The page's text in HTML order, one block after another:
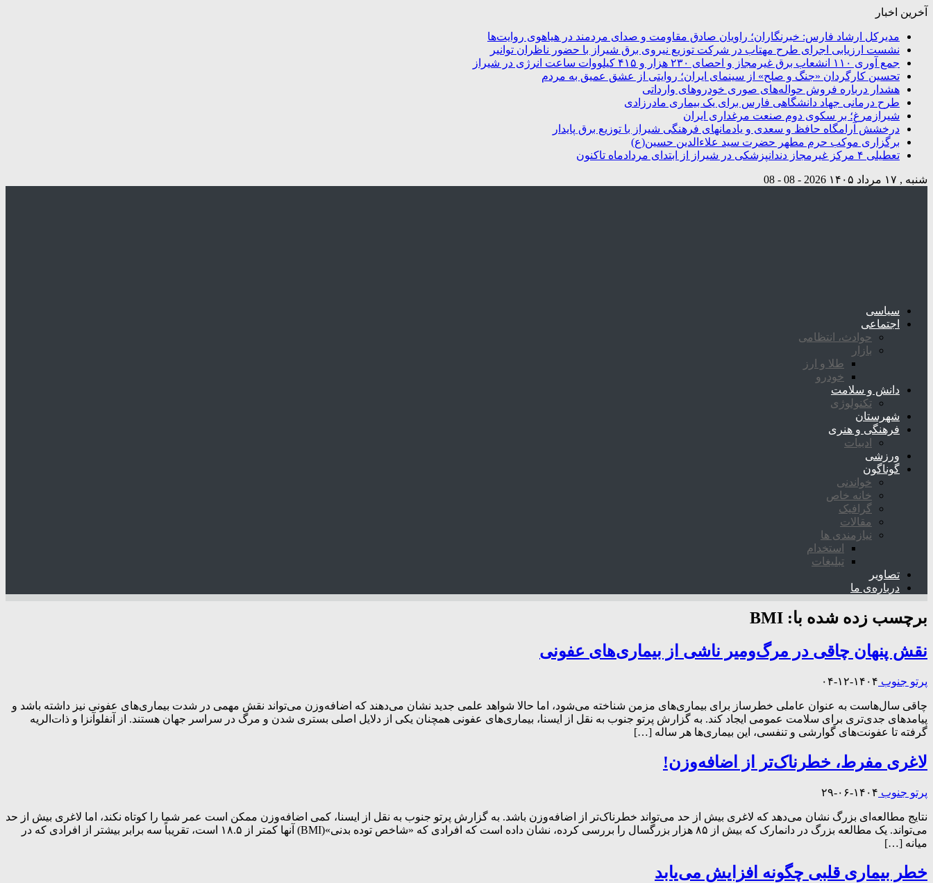
آخرین اخبار
مدیرکل ارشاد فارس: خبرنگاران؛ راویان صادق مقاومت و صدای مردمند در هیاهوی روایت‌ها
نشست ارزیابی اجرای طرح مهتاب در شرکت توزیع نیروی برق شیراز با حضور ناظران توانیر
جمع آوری ۱۱۰ انشعاب برق غیرمجاز و احصای ۲۳۰ هزار و ۴۱۵ کیلووات ساعت انرژی در شیراز
تحسین کارگردان «جنگ و صلح» از سینمای ایران؛ روایتی از عشق عمیق به مردم
هشدار درباره فروش حواله‌های صوری خودروهای وارداتی
طرح درمانی جهاد دانشگاهی فارس برای یک بیماری مادرزادی
شیرازمرغ؛ بر سکوی دوم صنعت مرغداری ایران
درخشش آرامگاه‌ حافظ و سعدی و یادمانهای فرهنگی شیراز با توزیع برق پایدار
برگزاری موکب حرم مطهر حضرت سید علاءالدین حسین(ع)
تعطیلی ۴ مرکز غیرمجاز دندانپزشکی در شیراز از ابتدای مردادماه تاکنون
شنبه , ۱۷ مرداد ۱۴۰۵ 2026 - 08 - 08
سیاسی
اجتماعی
حوادث، انتظامی
بازار
طلا و ارز
خودرو
دانش و سلامت
تکنولوژی
شهرستان
فرهنگی و هنری
ادبیات
ورزشی
گوناگون
خواندنی
خانه خاص
گرافیک
مقالات
نیازمندی ها
استخدام
تبلیغات
تصاویر
درباره‌ی ما
برچسب زده شده با: BMI
نقش پنهان چاقی در مرگ‌ومیر ناشی از بیماری‌های عفونی
پرتو جنوب ۱۴۰۴-۱۲-۰۴
چاقی سال‌هاست به عنوان عاملی خطرساز برای بیماری‌های مزمن شناخته می‌شود، اما حالا شواهد علمی جدید نشان می‌دهند که اضافه‌وزن می‌تواند نقش مهمی در شدت بیماری‌های عفونی نیز داشته باشد و
پیامدهای جدی‌تری برای سلامت عمومی ایجاد کند. به گزارش پرتو جنوب به نقل از ایسنا، بیماری‌های عفونی همچنان یکی از دلایل اصلی بستری شدن و مرگ در سراسر جهان هستند. از آنفلوآنزا و ذات‌الریه
گرفته تا عفونت‌های گوارشی و تنفسی، این بیماری‌ها هر ساله […]
لاغری مفرط، خطرناک‌تر از اضافه‌وزن!
پرتو جنوب ۱۴۰۴-۰۶-۲۹
نتایج مطالعه‌ای بزرگ نشان می‌دهد که لاغری بیش از حد می‌تواند خطرناک‌تر از اضافه‌وزن باشد. به گزارش پرتو جنوب به نقل از ایسنا، کمی اضافه‌وزن ممکن است عمر شما را کوتاه نکند، اما لاغری بیش از حد
می‌تواند. یک مطالعه بزرگ در دانمارک که بیش از ۸۵ هزار بزرگسال را بررسی کرده، نشان داده است که افرادی که «شاخص توده بدنی»(BMI) آنها کمتر از ۱۸.۵ است، تقریباً سه برابر بیشتر از افرادی که در
میانه […]
خطر بیماری قلبی چگونه افزایش می‌یابد